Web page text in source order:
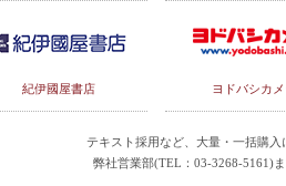
紀伊國屋書店 ヨドバシカメ
テキスト採用など、大量・一括購入
弊社営業部(TEL：03-3268-5161)